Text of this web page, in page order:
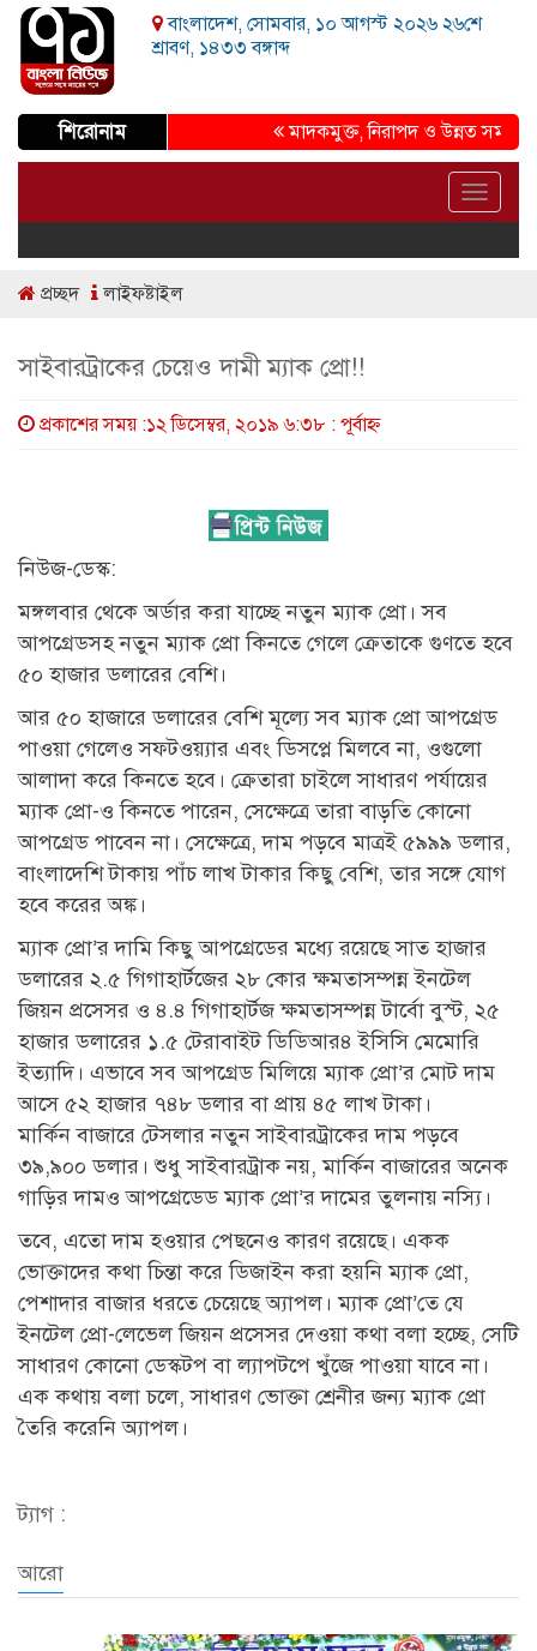
বাংলাদেশ, সোমবার, ১০ আগস্ট ২০২৬ ২৬শে
শ্রাবণ, ১৪৩৩ বঙ্গাব্দ
শিরোনাম মাদকমুক্ত, নিরাপদ ও উন্নত সমাজ গড়ার
Toggle
প্রচ্ছদ লাইফষ্টাইল
সাইবারট্রাকের চেয়েও দামী ম্যাক প্রো!!
প্রকাশের সময় :১২ ডিসেম্বর, ২০১৯ ৬:৩৮ : পূর্বাহ্ণ
নিউজ-ডেস্ক:
মঙ্গলবার থেকে অর্ডার করা যাচ্ছে নতুন ম্যাক প্রো। সব
আপগ্রেডসহ নতুন ম্যাক প্রো কিনতে গেলে ক্রেতাকে গুণতে হবে
৫০ হাজার ডলারের বেশি।
আর ৫০ হাজারে ডলারের বেশি মূল্যে সব ম্যাক প্রো আপগ্রেড
পাওয়া গেলেও সফটওয়্যার এবং ডিসপ্লে মিলবে না, ওগুলো
আলাদা করে কিনতে হবে। ক্রেতারা চাইলে সাধারণ পর্যায়ের
ম্যাক প্রো-ও কিনতে পারেন, সেক্ষেত্রে তারা বাড়তি কোনো
আপগ্রেড পাবেন না। সেক্ষেত্রে, দাম পড়বে মাত্রই ৫৯৯৯ ডলার,
বাংলাদেশি টাকায় পাঁচ লাখ টাকার কিছু বেশি, তার সঙ্গে যোগ
হবে করের অঙ্ক।
ম্যাক প্রো’র দামি কিছু আপগ্রেডের মধ্যে রয়েছে সাত হাজার
ডলারের ২.৫ গিগাহার্টজের ২৮ কোর ক্ষমতাসম্পন্ন ইনটেল
জিয়ন প্রসেসর ও ৪.৪ গিগাহার্টজ ক্ষমতাসম্পন্ন টার্বো বুস্ট, ২৫
হাজার ডলারের ১.৫ টেরাবাইট ডিডিআর৪ ইসিসি মেমোরি
ইত্যাদি। এভাবে সব আপগ্রেড মিলিয়ে ম্যাক প্রো’র মোট দাম
আসে ৫২ হাজার ৭৪৮ ডলার বা প্রায় ৪৫ লাখ টাকা।
মার্কিন বাজারে টেসলার নতুন সাইবারট্রাকের দাম পড়বে
৩৯,৯০০ ডলার। শুধু সাইবারট্রাক নয়, মার্কিন বাজারের অনেক
গাড়ির দামও আপগ্রেডেড ম্যাক প্রো’র দামের তুলনায় নস্যি।
তবে, এতো দাম হওয়ার পেছনেও কারণ রয়েছে। একক
ভোক্তাদের কথা চিন্তা করে ডিজাইন করা হয়নি ম্যাক প্রো,
পেশাদার বাজার ধরতে চেয়েছে অ্যাপল। ম্যাক প্রো’তে যে
ইনটেল প্রো-লেভেল জিয়ন প্রসেসর দেওয়া কথা বলা হচ্ছে, সেটি
সাধারণ কোনো ডেস্কটপ বা ল্যাপটপে খুঁজে পাওয়া যাবে না।
এক কথায় বলা চলে, সাধারণ ভোক্তা শ্রেনীর জন্য ম্যাক প্রো
তৈরি করেনি অ্যাপল।
ট্যাগ :
আরো